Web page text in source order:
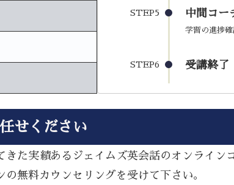
STEP5 中間コ
学習の進捗
STEP6 受講終了
せください
た実績あるジェイムズ英会話のオンライン
無料カウンセリングを受けて下さい。